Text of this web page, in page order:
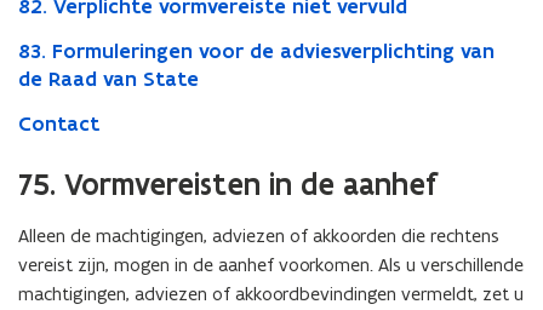
82. Verplichte vormvereiste niet vervuld
83. Formuleringen voor de adviesverplichting van
de Raad van State
Contact
75. Vormvereisten in de aanhef
Alleen de machtigingen, adviezen of akkoorden die rechtens
vereist zijn, mogen in de aanhef voorkomen. Als u verschillende
machtigingen, adviezen of akkoordbevindingen vermeldt, zet u